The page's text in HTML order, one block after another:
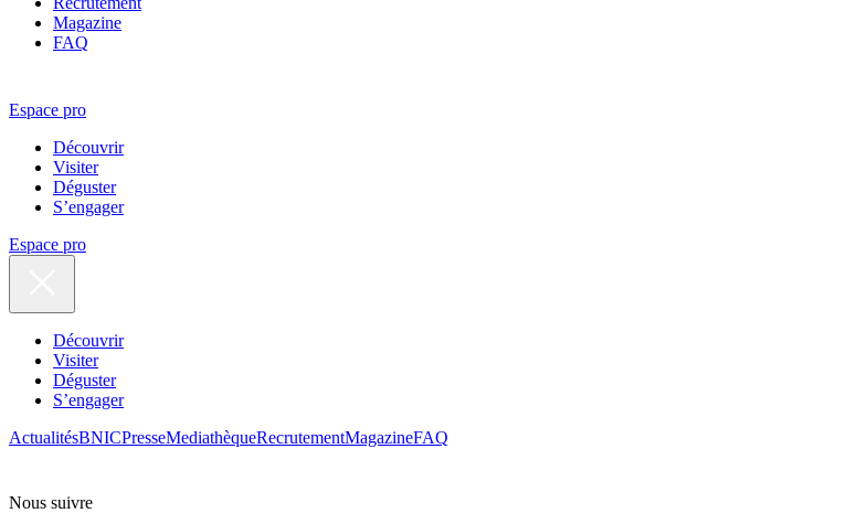
Magazine
FAQ
Espace pro
Découvrir
Visiter
Déguster
S’engager
Espace pro
Découvrir
Visiter
Déguster
S’engager
ActualitésBNICPresseMediathèqueRecrutementMagazineFAQ
Nous suivre